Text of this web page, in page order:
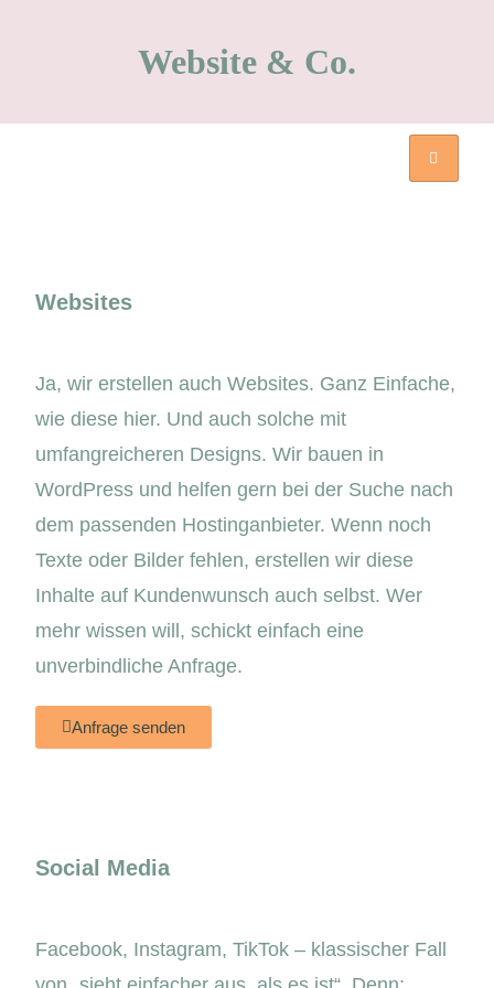
Website & Co.
Websites
Ja, wir erstellen auch Websites. Ganz Einfache,
wie diese hier. Und auch solche mit
umfangreicheren Designs. Wir bauen in
WordPress und helfen gern bei der Suche nach
dem passenden Hostinganbieter. Wenn noch
Texte oder Bilder fehlen, erstellen wir diese
Inhalte auf Kundenwunsch auch selbst. Wer
mehr wissen will, schickt einfach eine
unverbindliche Anfrage.
Anfrage senden
Social Media
Facebook, Instagram, TikTok – klassischer Fall